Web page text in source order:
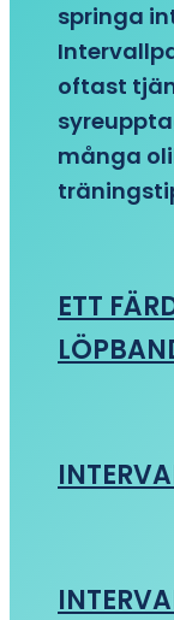
springa
oftast
många
ETT